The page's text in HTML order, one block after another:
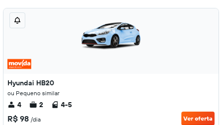
Hyundai HB20
ou Pequeno similar
4 2 4-5
R$ 98 /dia Ver oferta